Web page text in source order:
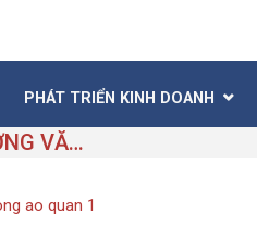
PHÁT TRIỂN KINH DOANH
CẠNH TRANH KHỐC LIỆT TRÊN THỊ TRƯỜNG VĂN PHÒNG ẢO TP HỒ CHÍ MINH
ao quan 1